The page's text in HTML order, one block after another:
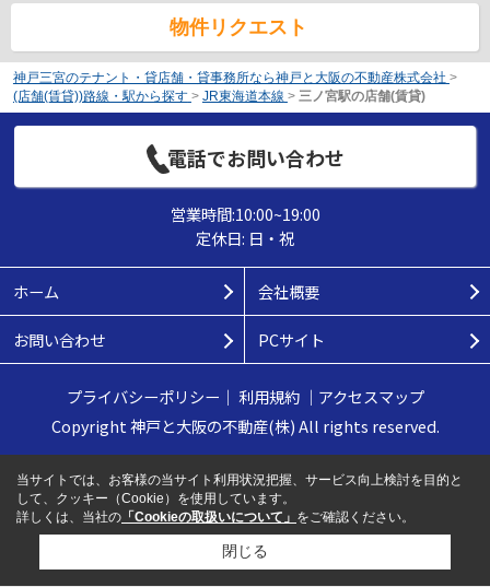
物件リクエスト
神戸三宮のテナント・貸店舗・貸事務所なら神戸と大阪の不動産株式会社 >
(店舗(賃貸))路線・駅から探す > JR東海道本線 > 三ノ宮駅の店舗(賃貸)
電話でお問い合わせ
営業時間:10:00~19:00
定休日: 日・祝
ホーム 会社概要
お問い合わせ PCサイト
プライバシーポリシー ｜ 利用規約｜ アクセスマップ
Copyright 神戸と大阪の不動産(株) All rights reserved.
当サイトでは、お客様の当サイト利用状況把握、サービス向上検討を目的と
して、クッキー（Cookie）を使用しています。
詳しくは、当社の 「Cookieの取扱いについて」 をご確認ください。
閉じる